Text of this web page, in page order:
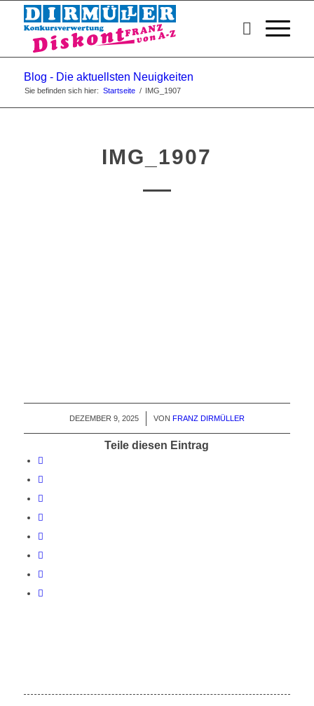
Blog - Die aktuellsten Neuigkeiten
Sie befinden sich hier: Startseite / IMG_1907
IMG_1907
DEZEMBER 9, 2025
/ VON FRANZ DIRMÜLLER
Teile diesen Eintrag